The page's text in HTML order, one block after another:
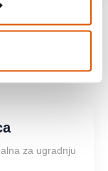
za ugradnju